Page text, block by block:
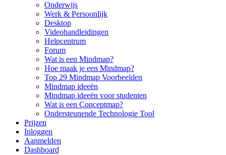
Onderwijs
Werk & Persoonlijk
Desktop
Videohandleidingen
Helpcentrum
Forum
Wat is een Mindmap?
Hoe maak je een Mindmap?
Top 29 Mindmap Voorbeelden
Mindmap ideeën
Mindmap ideeën voor studenten
Wat is een Conceptmap?
Ondersteunende Technologie Tool
Prijzen
Inloggen
Aanmelden
Dashboard